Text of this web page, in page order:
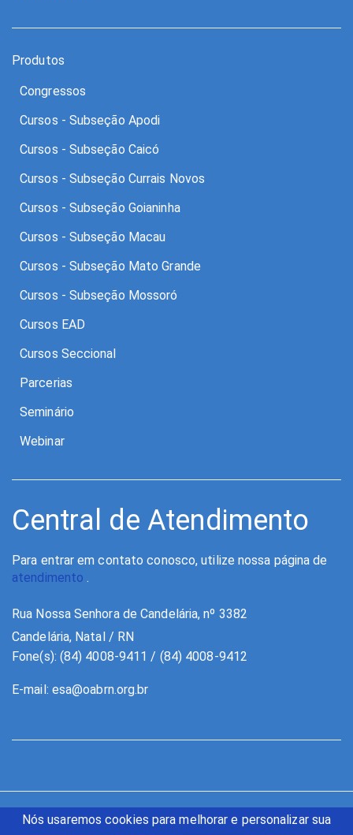
Produtos
Congressos
Cursos - Subseção Apodi
Cursos - Subseção Caicó
Cursos - Subseção Currais Novos
Cursos - Subseção Goianinha
Cursos - Subseção Macau
Cursos - Subseção Mato Grande
Cursos - Subseção Mossoró
Cursos EAD
Cursos Seccional
Parcerias
Seminário
Webinar
Central de Atendimento
Para entrar em contato conosco, utilize nossa página de
atendimento .
Rua Nossa Senhora de Candelária, nº 3382
Candelária, Natal / RN
Fone(s): (84) 4008-9411 / (84) 4008-9412
E-mail: esa@oabrn.org.br
Nós usaremos cookies para melhorar e personalizar sua